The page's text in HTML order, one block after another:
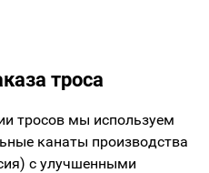
троса
тросов мы используем
канаты производства
с улучшенными